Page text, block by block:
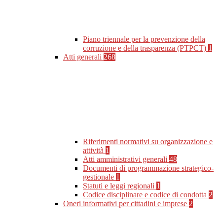
Piano triennale per la prevenzione della
corruzione e della trasparenza (PTPCT) 1
Atti generali 268
Riferimenti normativi su organizzazione e
attività 1
Atti amministrativi generali 48
Documenti di programmazione strategico-
gestionale 1
Statuti e leggi regionali 1
Codice disciplinare e codice di condotta 2
Oneri informativi per cittadini e imprese 2